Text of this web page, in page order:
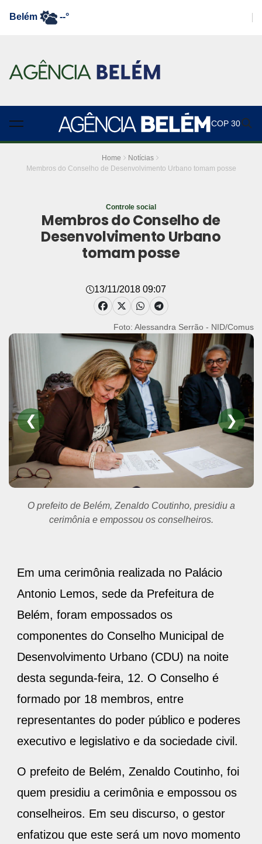
Belém --°
COP 30
Home
Notícias
Membros do Conselho de Desenvolvimento Urbano tomam posse
Controle social
Membros do Conselho de
Desenvolvimento Urbano
tomam posse
13/11/2018 09:07
Foto: Alessandra Serrão - NID/Comus
❮ ❯
O prefeito de Belém, Zenaldo Coutinho, presidiu a
cerimônia e empossou os conselheiros.
Em uma cerimônia realizada no Palácio
Antonio Lemos, sede da Prefeitura de
Belém, foram empossados os
componentes do Conselho Municipal de
Desenvolvimento Urbano (CDU) na noite
desta segunda-feira, 12. O Conselho é
formado por 18 membros, entre
representantes do poder público e poderes
executivo e legislativo e da sociedade civil.
O prefeito de Belém, Zenaldo Coutinho, foi
quem presidiu a cerimônia e empossou os
conselheiros. Em seu discurso, o gestor
enfatizou que este será um novo momento